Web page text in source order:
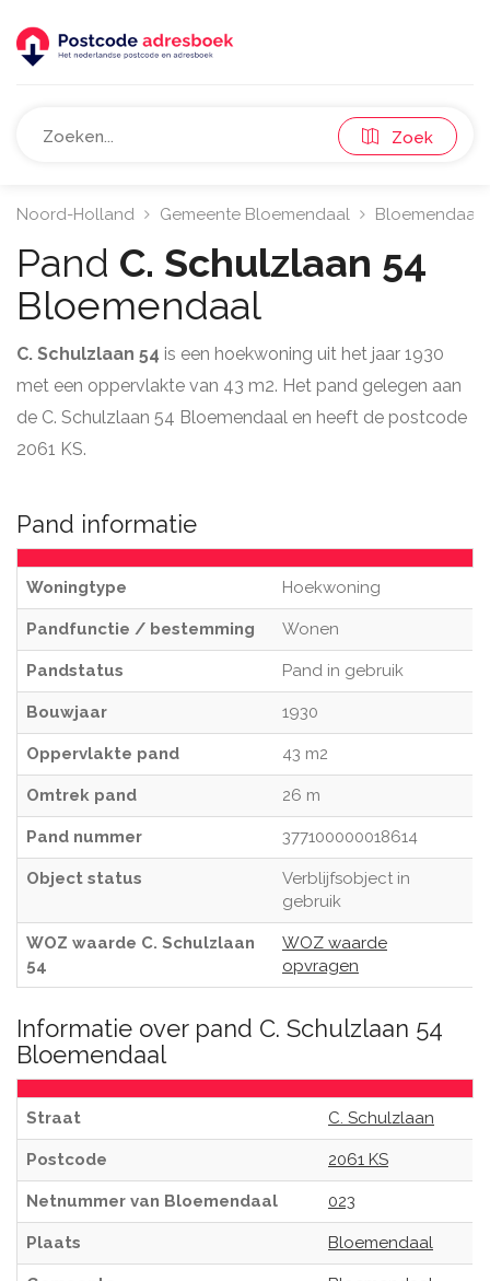
Zoek
Noord-Holland Gemeente Bloemendaal Bloemendaal
Pand C. Schulzlaan 54
Bloemendaal
C. Schulzlaan 54 is een hoekwoning uit het jaar 1930
met een oppervlakte van 43 m2. Het pand gelegen aan
de C. Schulzlaan 54 Bloemendaal en heeft de postcode
2061 KS.
Pand informatie
Woningtype Hoekwoning
Pandfunctie / bestemming Wonen
Pandstatus Pand in gebruik
Bouwjaar 1930
Oppervlakte pand 43 m2
Omtrek pand 26 m
Pand nummer 377100000018614
Object status
Verblijfsobject in
gebruik
WOZ waarde C. Schulzlaan
54
WOZ waarde
opvragen
Informatie over pand C. Schulzlaan 54
Bloemendaal
Straat C. Schulzlaan
Postcode 2061 KS
Netnummer van Bloemendaal 023
Plaats Bloemendaal